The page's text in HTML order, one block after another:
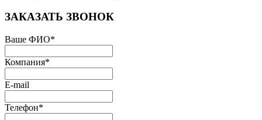
ЗАКАЗАТЬ ЗВОНОК
Ваше ФИО*
Компания*
E-mail
Телефон*